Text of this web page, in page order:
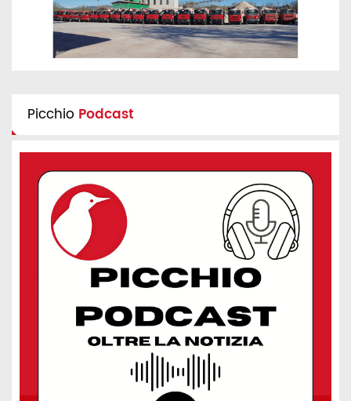
Picchio Podcast